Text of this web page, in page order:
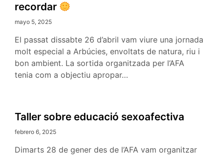
recordar
mayo 5, 2025
El passat dissabte 26 d’abril vam viure una jornada
molt especial a Arbúcies, envoltats de natura, riu i
bon ambient. La sortida organitzada per l’AFA
tenia com a objectiu apropar…
Taller sobre educació sexoafectiva
febrero 6, 2025
Dimarts 28 de gener des de l’AFA vam organitzar